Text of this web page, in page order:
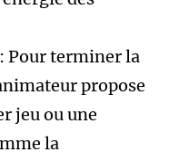
: Pour terminer la
propose
jeu ou une
la